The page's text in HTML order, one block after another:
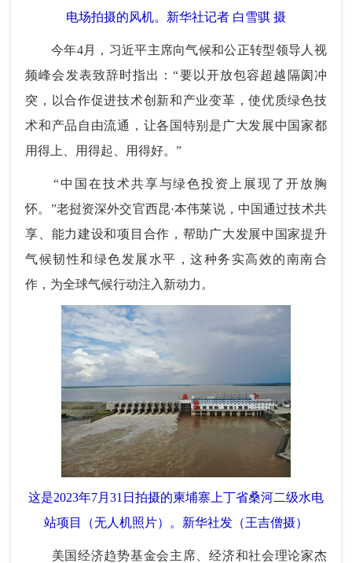
电场拍摄的风机。新华社记者 白雪骐 摄
今年4月，习近平主席向气候和公正转型领导人视
频峰会发表致辞时指出：“要以开放包容超越隔阂冲
突，以合作促进技术创新和产业变革，使优质绿色技
术和产品自由流通，让各国特别是广大发展中国家都
用得上、用得起、用得好。”
“中国在技术共享与绿色投资上展现了开放胸
怀。”老挝资深外交官西昆·本伟莱说，中国通过技术共
享、能力建设和项目合作，帮助广大发展中国家提升
气候韧性和绿色发展水平，这种务实高效的南南合
作，为全球气候行动注入新动力。
这是2023年7月31日拍摄的柬埔寨上丁省桑河二级水电
站项目（无人机照片）。新华社发（王吉僧摄）
美国经济趋势基金会主席、经济和社会理论家杰